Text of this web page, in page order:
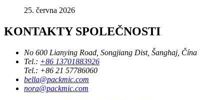
25. června 2026
KONTAKTY SPOLEČNOSTI
No 600 Lianying Road, Songjiang Dist, Šanghaj, Čína
Tel.: +86 13701883926
Tel.: +86 21 57786060
bella@packmic.com
nora@packmic.com